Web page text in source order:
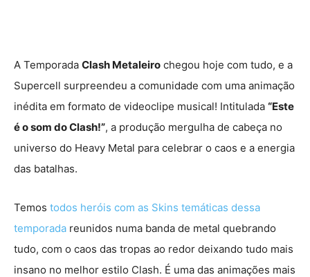
A Temporada Clash Metaleiro chegou hoje com tudo, e a
Supercell surpreendeu a comunidade com uma animação
inédita em formato de videoclipe musical! Intitulada “Este
é o som do Clash!”, a produção mergulha de cabeça no
universo do Heavy Metal para celebrar o caos e a energia
das batalhas.
Temos todos heróis com as Skins temáticas dessa
temporada reunidos numa banda de metal quebrando
tudo, com o caos das tropas ao redor deixando tudo mais
insano no melhor estilo Clash. É uma das animações mais